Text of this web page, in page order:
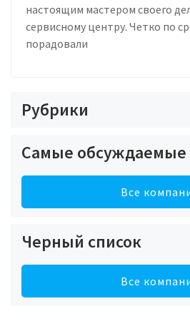
настоящим мастером своего
сервисному центру. Четко по
порадовали
Рубрики
Самые обсуждаемые
Все
Черный список
Все